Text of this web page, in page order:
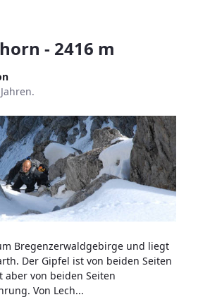
- 2416 m
Bregenzerwaldgebirge und liegt
Der Gipfel ist von beiden Seiten
von beiden Seiten
Von Lech...